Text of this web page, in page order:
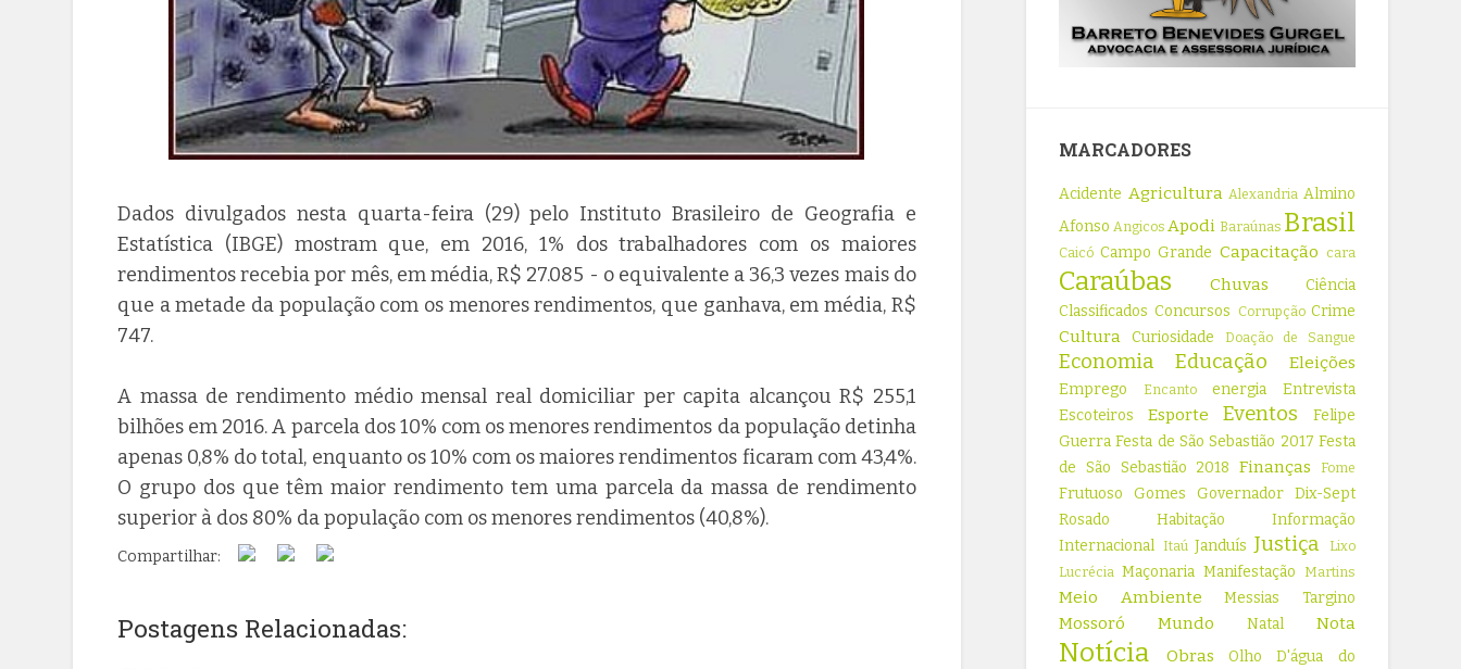
Dados divulgados nesta quarta-feira (29) pelo Instituto Brasileiro de Geografia e
Estatística (IBGE) mostram que, em 2016, 1% dos trabalhadores com os maiores
rendimentos recebia por mês, em média, R$ 27.085 - o equivalente a 36,3 vezes mais do
que a metade da população com os menores rendimentos, que ganhava, em média, R$
747.
A massa de rendimento médio mensal real domiciliar per capita alcançou R$ 255,1
bilhões em 2016. A parcela dos 10% com os menores rendimentos da população detinha
apenas 0,8% do total, enquanto os 10% com os maiores rendimentos ficaram com 43,4%.
O grupo dos que têm maior rendimento tem uma parcela da massa de rendimento
superior à dos 80% da população com os menores rendimentos (40,8%).
Compartilhar:
Postagens Relacionadas:
MARCADORES
Acidente Agricultura Alexandria Almino
Afonso Angicos Apodi Baraúnas Brasil
Caicó Campo Grande Capacitação cara
Caraúbas Chuvas
Ciência
Classificados Concursos Corrupção Crime
Cultura Curiosidade Doação de Sangue
Economia Educação Eleições
Emprego Encanto energia
Entrevista
Escoteiros
Esporte Eventos
Felipe
Guerra Festa de São Sebastião 2017 Festa
de São Sebastião 2018 Finanças Fome
Frutuoso Gomes
Governador Dix-Sept
Rosado
Habitação
Informação
Internacional
Itaú Janduís Justiça
Lixo
Lucrécia Maçonaria Manifestação Martins
Meio Ambiente Messias Targino
Mossoró Mundo Natal Nota
Notícia Obras
Olho D'água do